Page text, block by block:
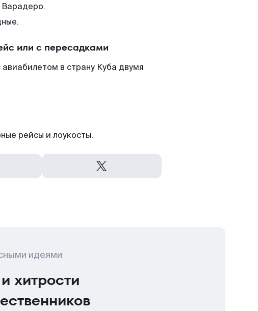
Варадеро.
или с пересадками
в страну Куба двумя
рейсы и лоукосты.
идеями
хитрости